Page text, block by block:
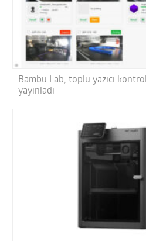
Bambu Lab, toplu yazıcı
yayınladı